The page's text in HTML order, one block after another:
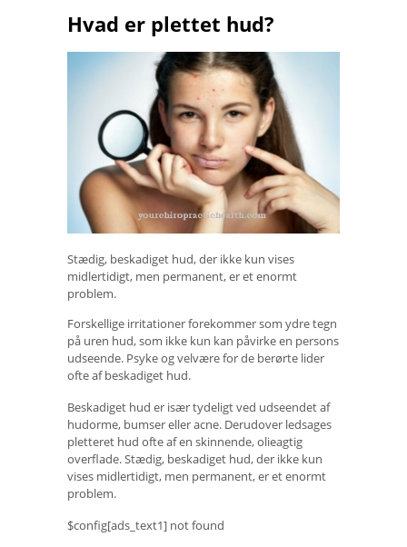
Hvad er plettet hud?
Stædig, beskadiget hud, der ikke kun vises
midlertidigt, men permanent, er et enormt
problem.
Forskellige irritationer forekommer som ydre tegn
på uren hud, som ikke kun kan påvirke en persons
udseende. Psyke og velvære for de berørte lider
ofte af beskadiget hud.
Beskadiget hud er især tydeligt ved udseendet af
hudorme, bumser eller acne. Derudover ledsages
pletteret hud ofte af en skinnende, olieagtig
overflade. Stædig, beskadiget hud, der ikke kun
vises midlertidigt, men permanent, er et enormt
problem.
$config[ads_text1] not found